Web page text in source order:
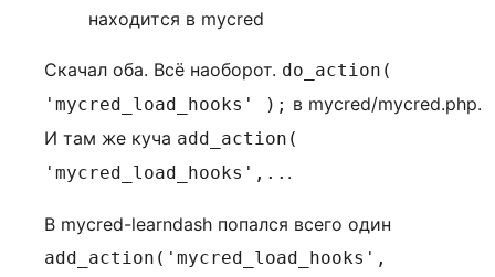
находится в mycred
Скачал оба. Всё наоборот. do_action(
'mycred_load_hooks' ); в mycred/mycred.php.
И там же куча add_action(
'mycred_load_hooks',.. .
В mycred-learndash попался всего один
add_action('mycred_load_hooks',